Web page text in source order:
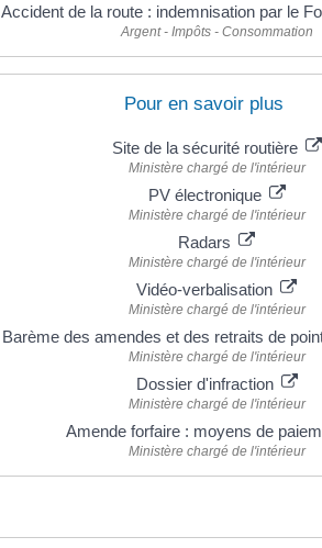
Accident de la route : indemnisation par le
Argent - Impôts - Consommation
Pour en savoir plus
Site de la sécurité routière
Ministère chargé de l'intérieur
PV électronique
Ministère chargé de l'intérieur
Radars
Ministère chargé de l'intérieur
Vidéo-verbalisation
Ministère chargé de l'intérieur
Barème des amendes et des retraits de
Ministère chargé de l'intérieur
Dossier d'infraction
Ministère chargé de l'intérieur
Amende forfaire : moyens de
Ministère chargé de l'intérieur